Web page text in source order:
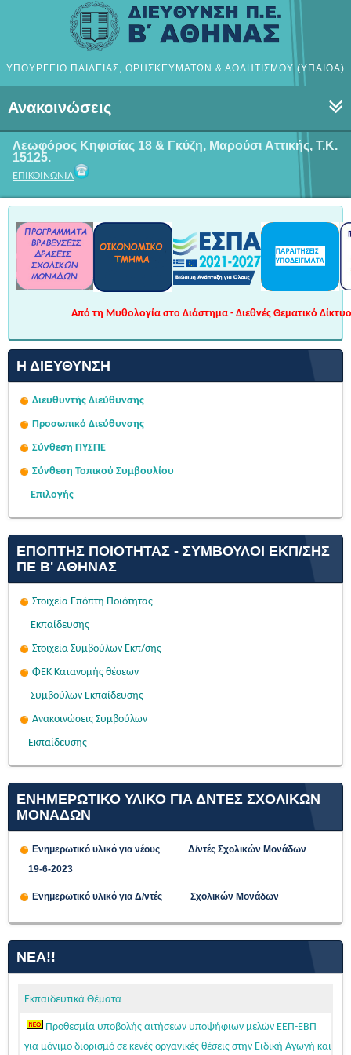
ΥΠΟΥΡΓΕΙΟ ΠΑΙΔΕΙΑΣ, ΘΡΗΣΚΕΥΜΑΤΩΝ & ΑΘΛΗΤΙΣΜΟΥ (ΥΠΑΙΘΑ)
Ανακοινώσεις
Λεωφόρος Κηφισίας 18 & Γκύζη, Μαρούσι Αττικής, Τ.Κ.
15125.
ΕΠΙΚΟΙΝΩΝΙΑ
Από τη Μυθολογία στο Διάστημα - Διεθνές Θεματικό
Η ΔΙΕΎΘΥΝΣΗ
Διευθυντής Διεύθυνσης
Προσωπικό Διεύθυνσης
Σύνθεση ΠΥΣΠΕ
Σύνθεση Τοπικού Συμβουλίου
Επιλογής
ΕΠΌΠΤΗΣ ΠΟΙΌΤΗΤΑΣ - ΣΎΜΒΟΥΛΟΙ ΕΚΠ/ΣΗΣ
ΠΕ Β' ΑΘΉΝΑΣ
Στοιχεία Επόπτη Ποιότητας
Εκπαίδευσης
Στοιχεία Συμβούλων Εκπ/σης
ΦΕΚ Κατανομής θέσεων
Συμβούλων Εκπαίδευσης
Ανακοινώσεις Συμβούλων
Εκπαίδευσης
ΕΝΗΜΕΡΩΤΙΚΟ ΥΛΙΚΟ ΓΙΑ ΔΝΤΕΣ ΣΧΟΛΙΚΩΝ
ΜΟΝΑΔΩΝ
Ενημερωτικό υλικό για νέους Δ/ντές Σχολικών Μονάδων
19-6-2023
Ενημερωτικό υλικό για Δ/ντές Σχολικών Μονάδων
ΝΈΑ!!
Εκπαιδευτικά Θέματα
Προθεσμία υποβολής αιτήσεων υποψήφιων μελών ΕΕΠ-ΕΒΠ
για μόνιμο διορισμό σε κενές οργανικές θέσεις στην Ειδική Αγωγή και